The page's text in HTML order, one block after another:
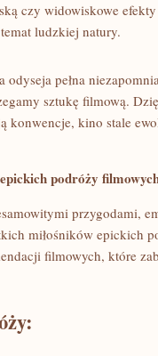
czy widowiskowe
ludzkiej natury.
odyseja pełna
sztukę​ filmową.
konwencje, kino⁢ stale
podróży
przygodami,
miłośników epickich
filmowych, które⁤